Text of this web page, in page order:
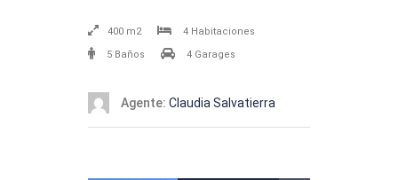
400 m2
4 Habitaciones
5 Baños
4 Garages
Agente: Claudia Salvatierra